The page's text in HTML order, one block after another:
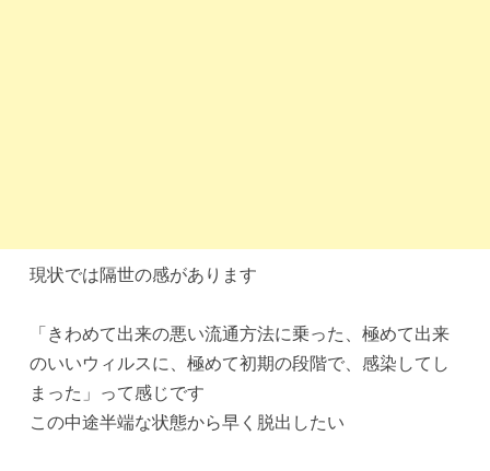
現状では隔世の感があります
「きわめて出来の悪い流通方法に乗った、極めて出来
のいいウィルスに、極めて初期の段階で、感染してし
まった」って感じです
この中途半端な状態から早く脱出したい